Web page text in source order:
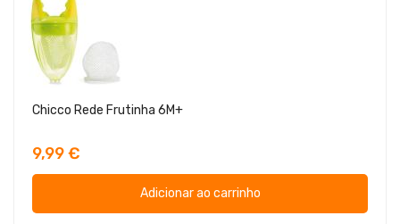
Chicco Rede Frutinha 6M+
9,99 €
Adicionar ao carrinho